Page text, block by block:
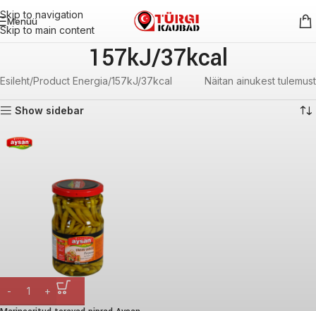
Skip to navigation
Skip to main content
Menüü
157kJ/37kcal
Esileht Product Energia 157kJ/37kcal Näitan ainukest tulemust
Show sidebar